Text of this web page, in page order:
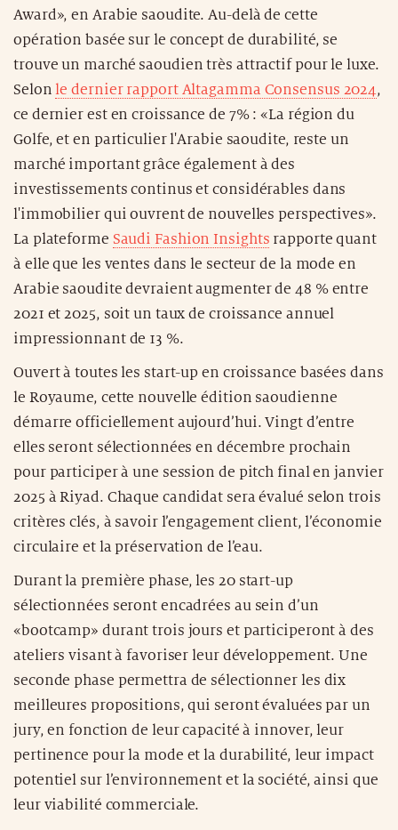
Award», en Arabie saoudite. Au-delà de cette
opération basée sur le concept de durabilité, se
trouve un marché saoudien très attractif pour le luxe.
Selonle dernier rapport Altagamma Consensus 2024,
ce dernier est en croissance de 7% : «La région du
Golfe, et en particulier l'Arabie saoudite, reste un
marché important grâce également à des
investissements continus et considérables dans
l'immobilier qui ouvrent de nouvelles perspectives».
La plateforme Saudi Fashion Insights rapporte quant
à elle que les ventes dans le secteur de la mode en
Arabie saoudite devraient augmenter de 48 % entre
2021 et 2025, soit un taux de croissance annuel
impressionnant de 13 %.
Ouvert à toutes les start-up en croissance basées dans
le Royaume, cette nouvelle édition saoudienne
démarre officiellement aujourd’hui. Vingt d’entre
elles seront sélectionnées en décembre prochain
pour participer à une session de pitch final en janvier
2025 à Riyad. Chaque candidat sera évalué selon trois
critères clés, à savoir l’engagement client, l’économie
circulaire et la préservation de l’eau.
Durant la première phase, les 20 start-up
sélectionnées seront encadrées au sein d’un
«bootcamp» durant trois jours et participeront à des
ateliers visant à favoriser leur développement. Une
seconde phase permettra de sélectionner les dix
meilleures propositions, qui seront évaluées par un
jury, en fonction de leur capacité à innover, leur
pertinence pour la mode et la durabilité, leur impact
potentiel sur l’environnement et la société, ainsi que
leur viabilité commerciale.